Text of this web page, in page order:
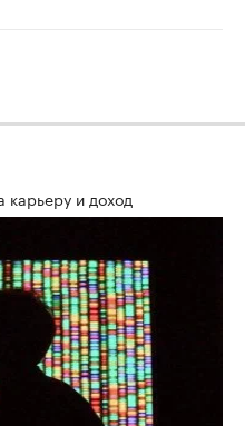
карьеру и доход